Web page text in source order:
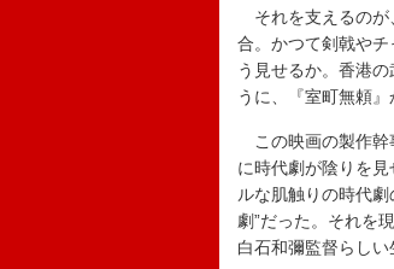
それを支えるのが
合。かつて剣戟や
う見せるか。香港
うに、『室町無頼
この映画の製作幹
に時代劇が陰りを
ルな肌触りの時代
劇”だった。それを
白石和彌監督らし